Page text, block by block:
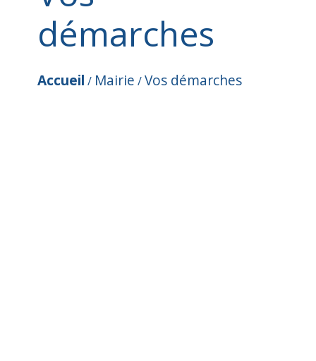
démarches
Accueil / Mairie /Vos démarches